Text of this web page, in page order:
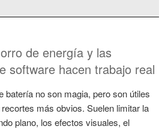
de energía y las
software hacen trabajo real
batería no son magia, pero son útiles
más obvios. Suelen limitar la
plano, los efectos visuales, el